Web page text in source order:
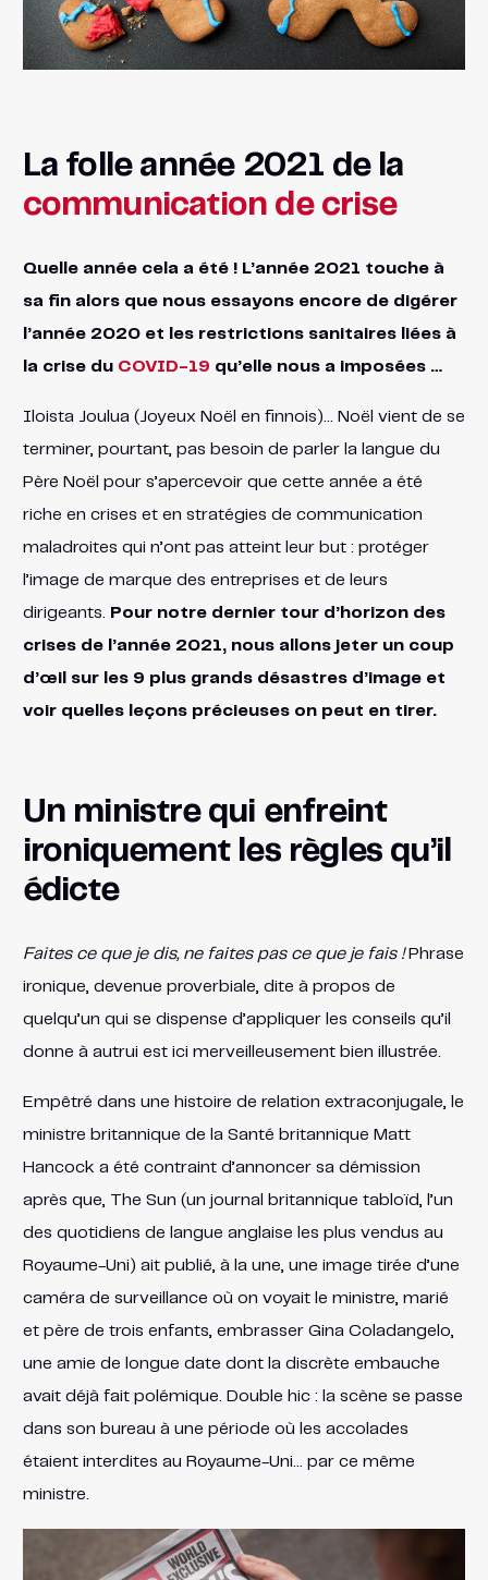
La folle année 2021 de la
communication de crise
Quelle année cela a été ! L’année 2021 touche à
sa fin alors que nous essayons encore de digérer
l’année 2020 et les restrictions sanitaires liées à
la crise du COVID-19 qu’elle nous a imposées …
Iloista Joulua (Joyeux Noël en finnois)… Noël vient de se
terminer, pourtant, pas besoin de parler la langue du
Père Noël pour s’apercevoir que cette année a été
riche en crises et en stratégies de communication
maladroites qui n’ont pas atteint leur but : protéger
l’image de marque des entreprises et de leurs
dirigeants. Pour notre dernier tour d’horizon des
crises de l’année 2021, nous allons jeter un coup
d’œil sur les 9 plus grands désastres d’image et
voir quelles leçons précieuses on peut en tirer.
Un ministre qui enfreint
ironiquement les règles qu’il
édicte
Faites ce que je dis, ne faites pas ce que je fais !Phrase
ironique, devenue proverbiale, dite à propos de
quelqu’un qui se dispense d’appliquer les conseils qu’il
donne à autrui est ici merveilleusement bien illustrée.
Empêtré dans une histoire de relation extraconjugale, le
ministre britannique de la Santé britannique Matt
Hancock a été contraint d’annoncer sa démission
après que, The Sun (un journal britannique tabloïd, l’un
des quotidiens de langue anglaise les plus vendus au
Royaume-Uni) ait publié, à la une, une image tirée d’une
caméra de surveillance où on voyait le ministre, marié
et père de trois enfants, embrasser Gina Coladangelo,
une amie de longue date dont la discrète embauche
avait déjà fait polémique. Double hic : la scène se passe
dans son bureau à une période où les accolades
étaient interdites au Royaume-Uni… par ce même
ministre.